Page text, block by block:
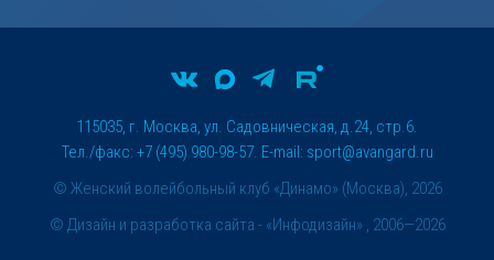
© Женский волейбольный клуб «Динамо» (Москва), 2026
115035, г. Москва, ул. Садовническая, д.24, стр.6.
Тел./факс: +7 (495) 980-98-57. E-mail: sport@avangard.ru
© Дизайн и разработка сайта - «Инфодизайн» , 2006—2026